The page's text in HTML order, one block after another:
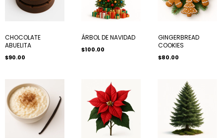
CHOCOLATE
ABUELITA
$90.00
ÁRBOL DE NAVIDAD
$100.00
GINGERBREAD
COOKIES
$80.00